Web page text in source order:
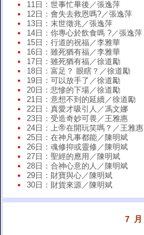
11日：世事忙畢後／張逸萍
12日：會失去救恩嗎?／張逸萍
13日：末世徵兆／張逸萍
14日：你專心於飲食嗎 ?／張逸萍
15日：行道的祝福／李雅華
16日：雖死猶有福／李雅華
17日：雖死猶有福／徐道勵
18日：富足？ 眼瞎？／徐道勵
19日：可以放手了／徐道勵
20日：悲慘的下場／徐道勵
21日：意想不到的延續／徐道勵
22日：真愛才吸引人／馮文娜
23日：受造奇妙可畏／王雅惠
24日：上帝在開玩笑嗎？／王雅惠
25日：在神凡事都能／陳明斌
26日：魂修抑或靈修／陳明斌
27日：聖經的應用／陳明斌
28日：合神心意的人／陳明斌
29日：財寶與心／陳明斌
30日：財貨來源／陳明斌
7 月